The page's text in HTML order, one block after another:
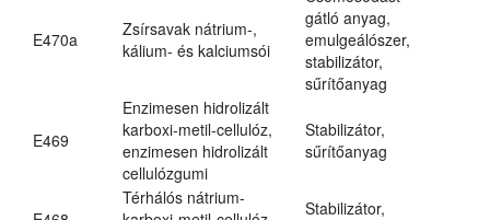
E470a
Zsírsavak nátrium-,
kálium- és kalciumsói
gátló anyag,
emulgeálószer,
stabilizátor,
sűrítőanyag
E469
Enzimesen hidrolizált
karboxi-metil-cellulóz,
enzimesen hidrolizált
cellulózgumi
Stabilizátor,
sűrítőanyag
Térhálós nátrium-
Stabilizátor,